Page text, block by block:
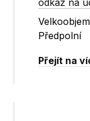
odkaz na
Předpolní
Přejít na